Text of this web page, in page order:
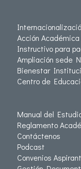
Acción Académica
Instructivo para
Ampliación sede
Bienestar
Centro de
Manual del
Reglamento
Contáctenos
Podcast
Convenios